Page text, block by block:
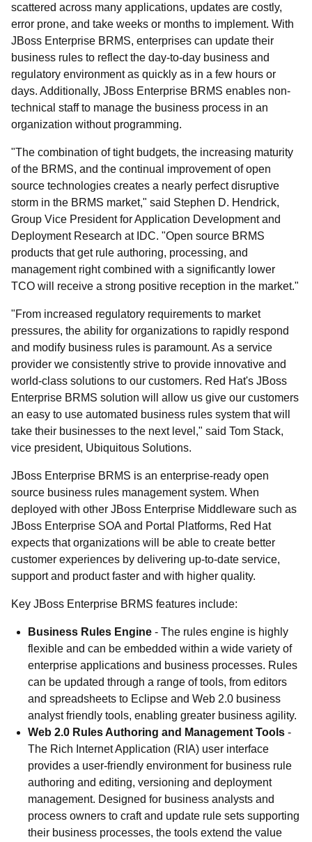
scattered across many applications, updates are costly,
error prone, and take weeks or months to implement. With
JBoss Enterprise BRMS, enterprises can update their
business rules to reflect the day-to-day business and
regulatory environment as quickly as in a few hours or
days. Additionally, JBoss Enterprise BRMS enables non-
technical staff to manage the business process in an
organization without programming.
"The combination of tight budgets, the increasing maturity
of the BRMS, and the continual improvement of open
source technologies creates a nearly perfect disruptive
storm in the BRMS market," said Stephen D. Hendrick,
Group Vice President for Application Development and
Deployment Research at IDC. "Open source BRMS
products that get rule authoring, processing, and
management right combined with a significantly lower
TCO will receive a strong positive reception in the market."
"From increased regulatory requirements to market
pressures, the ability for organizations to rapidly respond
and modify business rules is paramount. As a service
provider we consistently strive to provide innovative and
world-class solutions to our customers. Red Hat's JBoss
Enterprise BRMS solution will allow us give our customers
an easy to use automated business rules system that will
take their businesses to the next level," said Tom Stack,
vice president, Ubiquitous Solutions.
JBoss Enterprise BRMS is an enterprise-ready open
source business rules management system. When
deployed with other JBoss Enterprise Middleware such as
JBoss Enterprise SOA and Portal Platforms, Red Hat
expects that organizations will be able to create better
customer experiences by delivering up-to-date service,
support and product faster and with higher quality.
Key JBoss Enterprise BRMS features include:
Business Rules Engine - The rules engine is highly
flexible and can be embedded within a wide variety of
enterprise applications and business processes. Rules
can be updated through a range of tools, from editors
and spreadsheets to Eclipse and Web 2.0 business
analyst friendly tools, enabling greater business agility.
Web 2.0 Rules Authoring and Management Tools -
The Rich Internet Application (RIA) user interface
provides a user-friendly environment for business rule
authoring and editing, versioning and deployment
management. Designed for business analysts and
process owners to craft and update rule sets supporting
their business processes, the tools extend the value